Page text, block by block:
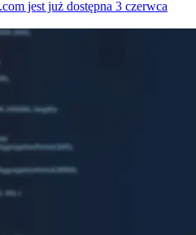
jest już dostępna 3 czerwca